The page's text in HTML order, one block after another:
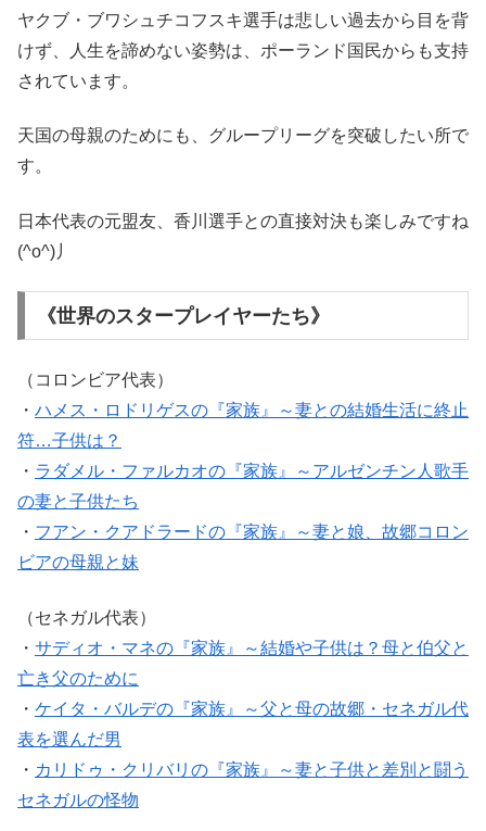
ヤクブ・ブワシュチコフスキ選手は悲しい過去から目を背
けず、人生を諦めない姿勢は、ポーランド国民からも支持
されています。
天国の母親のためにも、 グループリーグを突破したい所で
す。
日本代表の元盟友
香川選手との直接対決も楽しみですね
(^o^)丿
《世界のスタープレイヤーたち》
（コロンビア代表）
・ ハメス・ロドリゲスの『家族』～妻との結婚生活に終止
符…子供は？
・ ラダメル・ファルカオの『家族』～アルゼンチン人歌手
の妻と子供たち
・ フアン・クアドラードの『家族』～妻と娘、故郷コロン
ビアの母親と妹
（セネガル代表）
・ サディオ・マネの『家族』～結婚や子供は？母と伯父と
亡き父のために
・ ケイタ・バルデの『家族』～父と母の故郷・セネガル代
表を選んだ男
・ カリドゥ・クリバリの『家族』～妻と子供と差別と闘う
セネガルの怪物